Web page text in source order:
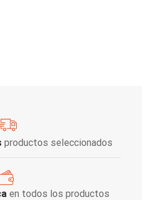
productos seleccionados
en todos los productos